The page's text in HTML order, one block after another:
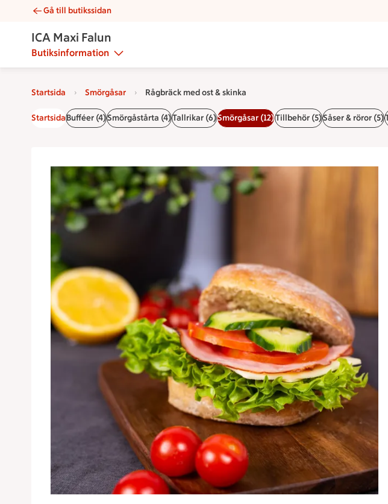
Rågbräck med ost & skinka | Catering ICA Maxi Falun
Gå till butikssidan
ICA Maxi Falun
Butiksinformation
Startsida Smörgåsar Rågbräck med ost & skinka
StartsidaBufféer (4)Smörgåstårta (4)Tallrikar (6)Smörgåsar (12)Tillbehör (5)Såser & röror (5)